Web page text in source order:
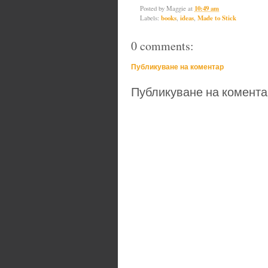
Posted by Maggie at 10:49 am
Labels: books, ideas, Made to Stick
0 comments:
Публикуване на коментар
Публикуване на